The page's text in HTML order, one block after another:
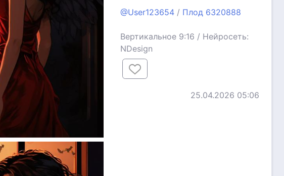
@User123654/ Плод 6320888
Вертикальное 9:16 / Нейросеть:
NDesign
25.04.2026 05:06